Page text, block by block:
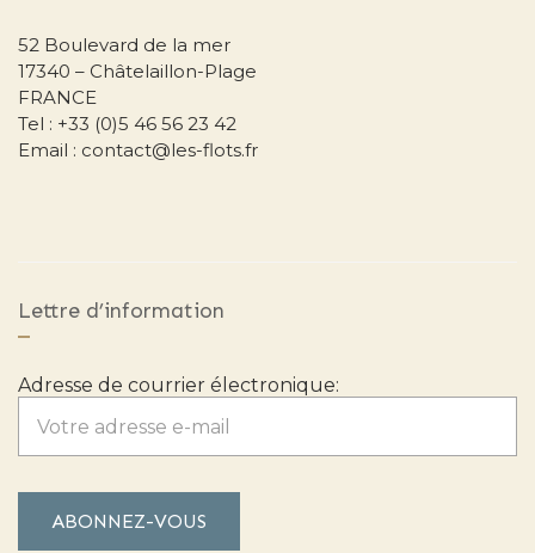
52 Boulevard de la mer
17340 – Châtelaillon-Plage
FRANCE
Tel : +33 (0)5 46 56 23 42
Email : contact@les-flots.fr
Lettre d’information
Adresse de courrier électronique: